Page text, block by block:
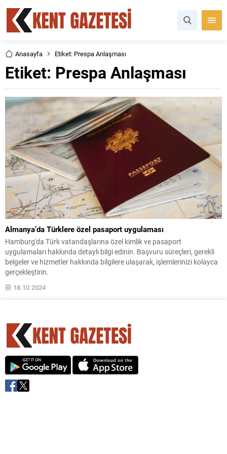
Anasayfa Etiket: Prespa Anlaşması
Etiket: Prespa Anlaşması
Almanya’da Türklere özel pasaport uygulaması
Hamburg'da Türk vatandaşlarına özel kimlik ve pasaport
uygulamaları hakkında detaylı bilgi edinin. Başvuru süreçleri, gerekli
belgeler ve hizmetler hakkında bilgilere ulaşarak, işlemlerinizi kolayca
gerçekleştirin.
18.10.2024